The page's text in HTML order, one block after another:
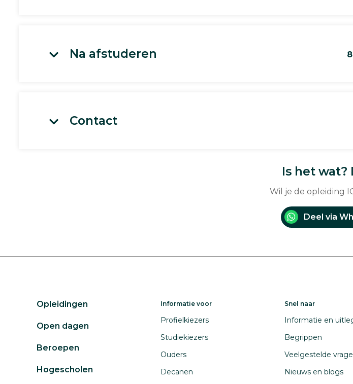
Na afstuderen
Contact
Is het wat?
Wil je de opleiding
Deel via
Opleidingen
Open dagen
Beroepen
Hogescholen
Informatie voor
Profielkiezers
Studiekiezers
Ouders
Decanen
Snel naar
Informatie en
Begrippen
Veelgestelde
Nieuws en blogs